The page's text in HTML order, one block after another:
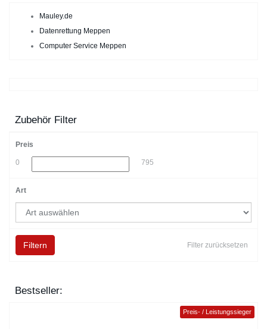
Mauley.de
Datenrettung Meppen
Computer Service Meppen
Zubehör Filter
Preis
0 795
Art
Filter zurücksetzen
Filtern
Bestseller:
Preis- / Leistungssieger